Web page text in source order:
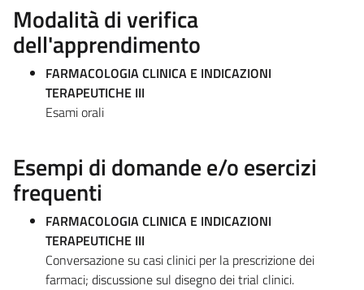
Modalità di verifica
dell'apprendimento
FARMACOLOGIA CLINICA E INDICAZIONI
TERAPEUTICHE III
Esami orali
Esempi di domande e/o esercizi
frequenti
FARMACOLOGIA CLINICA E INDICAZIONI
TERAPEUTICHE III
Conversazione su casi clinici per la prescrizione dei
farmaci; discussione sul disegno dei trial clinici.